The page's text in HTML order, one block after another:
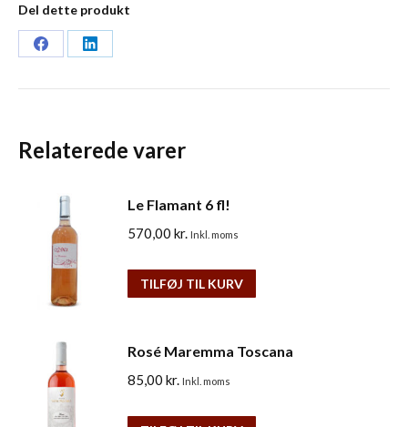
Del dette produkt
Share
Share
Relaterede varer
Le Flamant 6 fl!
570,00 kr. Inkl. moms
TILFØJ TIL KURV
Rosé Maremma Toscana
85,00 kr. Inkl. moms